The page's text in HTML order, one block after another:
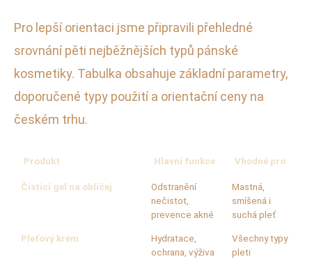
Pro lepší orientaci jsme připravili přehledné
srovnání pěti nejběžnějších typů pánské
kosmetiky. Tabulka obsahuje základní parametry,
doporučené typy použití a orientační ceny na
českém trhu.
Produkt Hlavní funkce Vhodné pro
Čisticí gel na obličej
Odstranění
nečistot,
prevence akné
Mastná,
smíšená i
suchá pleť
Pleťový krém
Hydratace,
ochrana, výživa
Všechny typy
pleti